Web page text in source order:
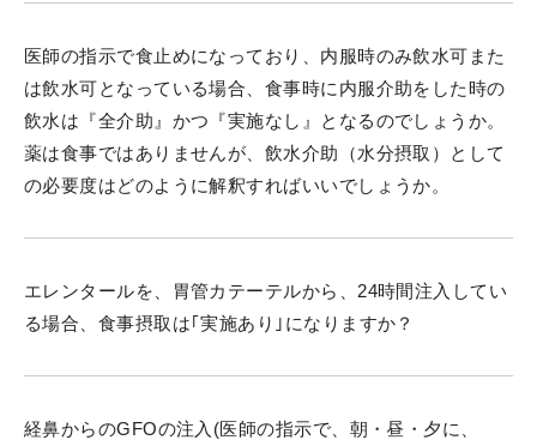
医師の指示で食止めになっており、内服時のみ飲水可また
は飲水可となっている場合、食事時に内服介助をした時の
飲水は『全介助』かつ『実施なし』となるのでしょうか。
薬は食事ではありませんが、飲水介助（水分摂取）として
の必要度はどのように解釈すればいいでしょうか。
エレンタールを、胃管カテーテルから、24時間注入してい
る場合、食事摂取は｢実施あり｣になりますか？
経鼻からのGFOの注入(医師の指示で、朝・昼・夕に、